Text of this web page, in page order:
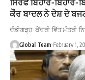
ਕੌਰ ਬਾਦਲ ਨੇ ਦੇਸ਼ ਦੇ
ਚੰਡੀਗੜ੍ਹ: ਕੇਂਦਰੀ ਵਿੱਤ ਮੰਤਰੀ
Global Team February 1,